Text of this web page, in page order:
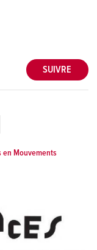
SUIVRE
en Mouvements